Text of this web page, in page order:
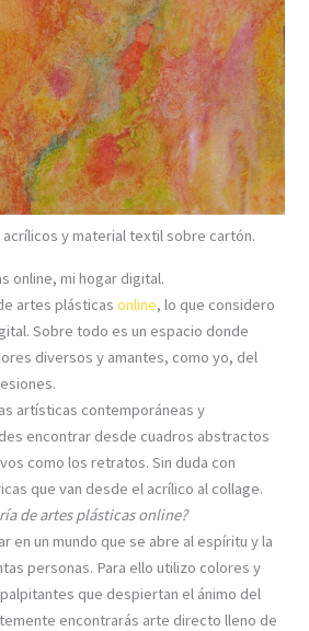
acrílicos y material textil sobre cartón.
online, mi hogar digital.
artes plásticas online, lo que considero
Sobre todo es un espacio donde
diversos y amantes, como yo, del
artísticas contemporáneas y
encontrar desde cuadros abstractos
como los retratos. Sin duda con
que van desde el acrílico al collage.
de artes plásticas online?
en un mundo que se abre al espíritu y la
personas. Para ello utilizo colores y
que despiertan el ánimo del
encontrarás arte directo lleno de